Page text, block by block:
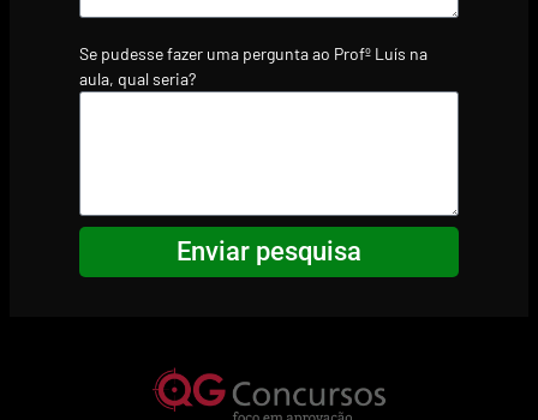
Se pudesse fazer uma pergunta ao Profº Luís na
aula, qual seria?
Enviar pesquisa